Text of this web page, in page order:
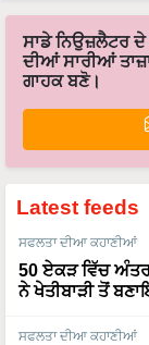
ਸਾਡੇ ਨਿਉਜ਼ਲੈਟਰ ਦੇ
ਦੀਆਂ ਸਾਰੀਆਂ
ਗਾਹਕ ਬਣੋ।
Latest feeds
ਸਫਲਤਾ ਦੀਆ ਕਹਾਣੀਆਂ
50 ਏਕੜ ਵਿੱਚ
ਨੇ ਖੇਤੀਬਾੜੀ ਤੋਂ
ਸਫਲਤਾ ਦੀਆ ਕਹਾਣੀਆਂ